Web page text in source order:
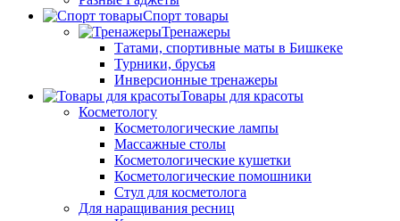
Спорт товары
Тренажеры
Татами, спортивные маты в Бишкеке
Турники, брусья
Инверсионные тренажеры
Товары для красоты
Косметологу
Косметологические лампы
Массажные столы
Косметологические кушетки
Косметологические помошники
Стул для косметолога
Для наращивания ресниц